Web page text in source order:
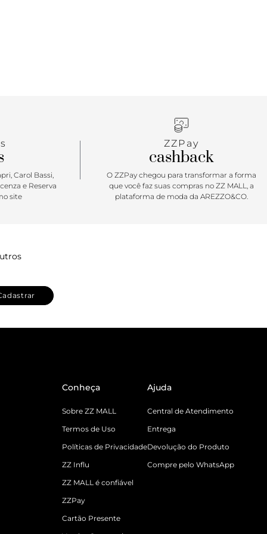
Carol Bassi,
e Reserva
site
ZZPay
cashback
O ZZPay chegou para transformar a forma
que você faz suas compras no ZZ MALL, a
plataforma de moda da AREZZO&CO.
Conheça
Sobre ZZ MALL
Termos de Uso
Políticas de Privacidade
ZZ Influ
ZZ MALL é confiável
ZZPay
Cartão Presente
Ajuda
Central de Atendimento
Entrega
Devolução do Produto
Compre pelo WhatsApp